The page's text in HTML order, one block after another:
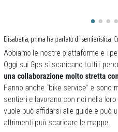
Elisabetta, prima ha parlato di sentieristica.
Abbiamo le nostre piattaforme e i
Oggi sui Gps si scaricano tutti i
una collaborazione molto stretta
Fanno anche “bike service” e sono
sentieri e lavorano con noi nella
vuole può affidarsi alle guide e può
altrimenti può scaricare le mappe.